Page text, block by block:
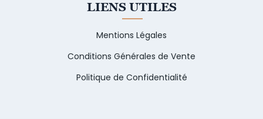
LIENS UTILES
Mentions Légales
Conditions Générales de Vente
Politique de Confidentialité